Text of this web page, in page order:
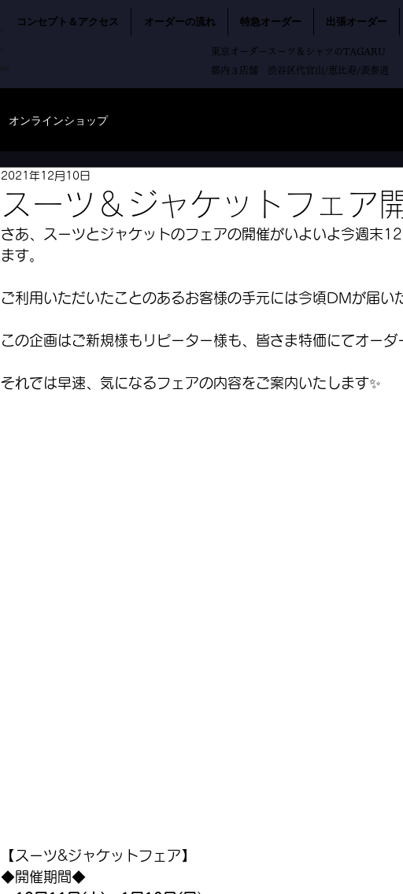
コンセプト＆アクセス オーダーの流れ 特急オーダー 出張オーダー
東京オーダースーツ＆シャツのTAGARU
都内３店舗 渋谷区代官山/恵比寿/表参道
オンラインショップ
スーツ＆ジャケットフェア
2021年12月10日
さあ、スーツとジャケットのフェアの開催がいよいよ今週末
ます。
ご利用いただいたことのあるお客様の手元には今頃DMが届い
この企画はご新規様もリピーター様も、皆さま特価にてオーダ
それでは早速、気になるフェアの内容をご案内いたします✨
【スーツ&ジャケットフェア】
◆開催期間◆